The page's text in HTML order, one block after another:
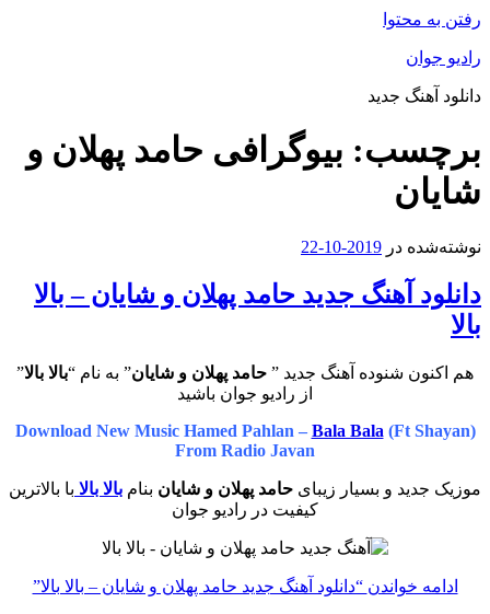
رفتن به محتوا
رادیو جوان
دانلود آهنگ جدید
برچسب: بیوگرافی حامد پهلان و
شایان
نوشته‌شده در 2019-10-22
دانلود آهنگ جدید حامد پهلان و شایان – بالا
بالا
هم اکنون شنوده آهنگ جدید ” حامد پهلان و شایان” به نام “بالا بالا”
از رادیو جوان باشید
Download New Music Hamed Pahlan – Bala Bala (Ft Shayan)
From Radio Javan
موزیک جدید و بسیار زیبای حامد پهلان و شایان بنام بالا بالا با بالاترین
کیفیت در رادیو جوان
ادامه خواندن “دانلود آهنگ جدید حامد پهلان و شایان – بالا بالا”